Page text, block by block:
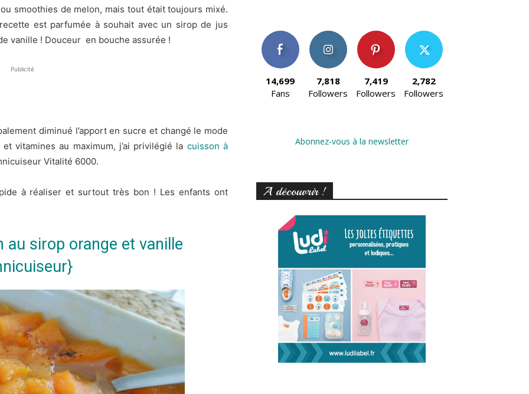
smoothies de melon, mais tout était toujours mixé.
est parfumée à souhait avec un sirop de jus
vanille ! Douceur en bouche assurée !
Publicité
diminué l’apport en sucre et changé le mode
vitamines au maximum, j’ai privilégié la cuisson à
Vitalité 6000.
à réaliser et surtout très bon ! Les enfants ont
au sirop orange et vanille
14,699
Fans
7,818
Followers
7,419
Followers
2,782
Followers
Abonnez-vous à la newsletter
A découvrir !